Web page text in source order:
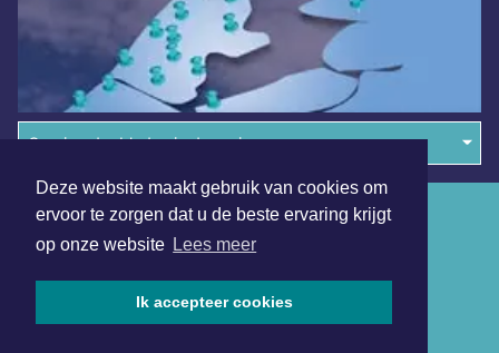
Deze website maakt gebruik van cookies om
ervoor te zorgen dat u de beste ervaring krijgt
op onze website Lees meer
Ik accepteer cookies
Overige dagbladen in de regio
Algemene voorwaarden
Disclaimer